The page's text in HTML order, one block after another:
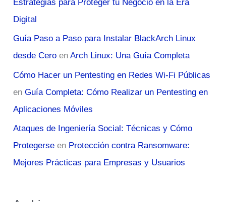
Estrategias para Proteger tu Negocio en la Era
Digital
Guía Paso a Paso para Instalar BlackArch Linux
desde Cero enArch Linux: Una Guía Completa
Cómo Hacer un Pentesting en Redes Wi-Fi Públicas
enGuía Completa: Cómo Realizar un Pentesting en
Aplicaciones Móviles
Ataques de Ingeniería Social: Técnicas y Cómo
Protegerse en Protección contra Ransomware:
Mejores Prácticas para Empresas y Usuarios